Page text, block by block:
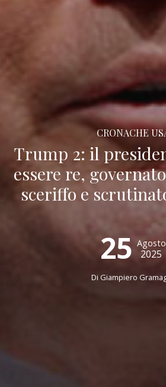
CRONACHE
Trump 2: il
essere re,
sceriffo e
25 Agosto
2025
Di Giampiero